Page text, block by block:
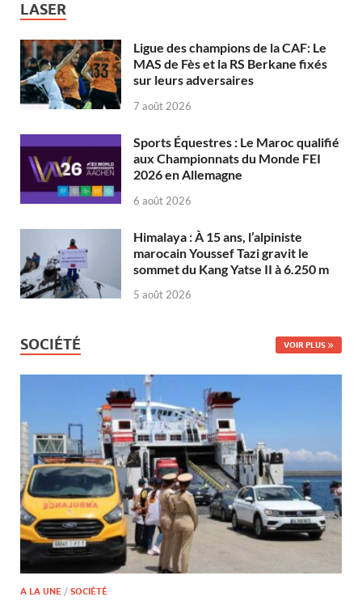
LASER
Ligue des champions de la CAF: Le
MAS de Fès et la RS Berkane fixés
sur leurs adversaires
7 août 2026
Sports Équestres : Le Maroc qualifié
aux Championnats du Monde FEI
2026 en Allemagne
6 août 2026
Himalaya : À 15 ans, l’alpiniste
marocain Youssef Tazi gravit le
sommet du Kang Yatse II à 6.250 m
5 août 2026
SOCIÉTÉ VOIR PLUS
A LA UNE / SOCIÉTÉ